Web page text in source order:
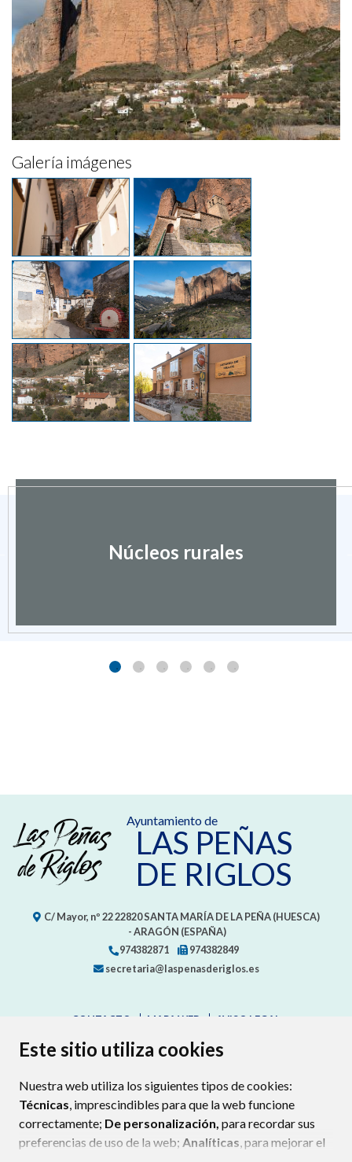
Este sitio utiliza cookies
Nuestra web utiliza los siguientes tipos de cookies:
Técnicas, imprescindibles para que la web funcione
correctamente; De personalización, para recordar sus
preferencias de uso de la web; Analíticas, para mejorar el
Galería imágenes
Núcleos rurales
Ayuntamiento de
LAS PEÑAS
DE RIGLOS
C/ Mayor, nº 2222820SANTA MARÍA DE LA PEÑA (HUESCA)
- ARAGÓN (ESPAÑA)
974382871
974382849
secretaria@laspenasderiglos.es
CONTACTO MAPA WEB
AVISO LEGAL
PROTECCIÓN DE DATOS
POLÍTICA DE COOKIES